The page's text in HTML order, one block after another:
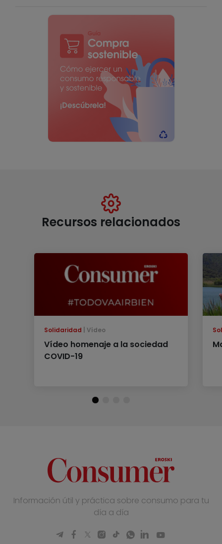
Recursos relacionados
Solidaridad Vídeo
Vídeo homenaje a la sociedad
COVID-19
Información útil y práctica sobre consumo para tu
día a día